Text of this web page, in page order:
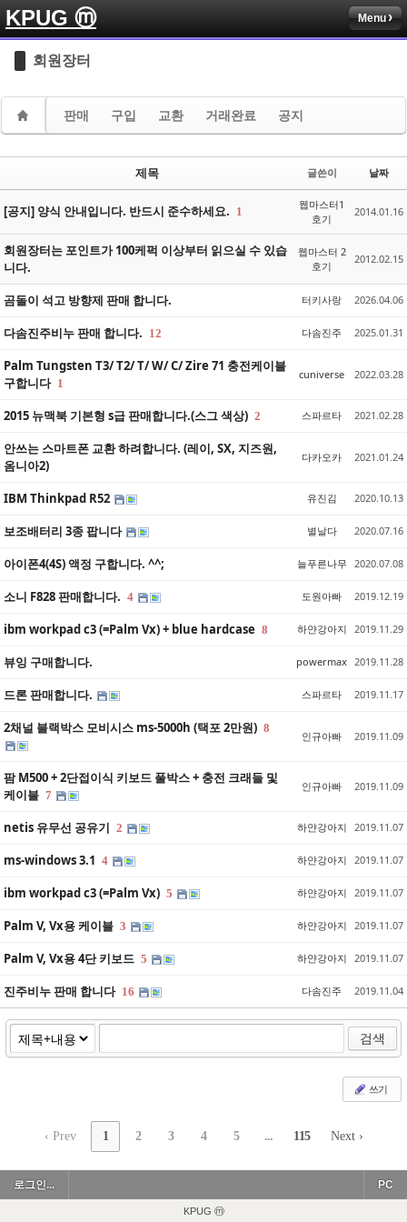
KPUG ⓜ Menu
회원장터
판매 구입 교환 거래완료 공지
제목 글쓴이 날짜
[공지] 양식 안내입니다. 반드시 준수하세요. 1
웹마스터1
호기
2014.01.16
회원장터는 포인트가 100케퍽 이상부터 읽으실 수 있습
니다.
웹마스터 2
호기
2012.02.15
곰돌이 석고 방향제 판매 합니다. 터키사랑 2026.04.06
다솜진주비누 판매 합니다. 12 다솜진주 2025.01.31
Palm Tungsten T3/ T2/ T/ W/ C/ Zire 71 충전케이블
구합니다 1
cuniverse 2022.03.28
2015 뉴맥북 기본형 s급 판매합니다.(스그 색상) 2 스파르타 2021.02.28
안쓰는 스마트폰 교환 하려합니다. (레이, SX, 지즈원,
옴니아2)
다카오카 2021.01.24
IBM Thinkpad R52 유진김 2020.10.13
보조배터리 3종 팝니다 별날다 2020.07.16
아이폰4(4S) 액정 구합니다. ^^; 늘푸른나무 2020.07.08
소니 F828 판매합니다. 4 도원아빠 2019.12.19
ibm workpad c3 (=Palm Vx) + blue hardcase 8 하얀강아지 2019.11.29
뷰잉 구매합니다. powermax 2019.11.28
드론 판매합니다. 스파르타 2019.11.17
2채널 블랙박스 모비시스 ms-5000h (택포 2만원) 8
인규아빠 2019.11.09
팜 M500 + 2단접이식 키보드 풀박스 + 충전 크래들 및
케이블 7
인규아빠 2019.11.09
netis 유무선 공유기 2 하얀강아지 2019.11.07
ms-windows 3.1 4 하얀강아지 2019.11.07
ibm workpad c3 (=Palm Vx) 5 하얀강아지 2019.11.07
Palm V, Vx용 케이블 3 하얀강아지 2019.11.07
Palm V, Vx용 4단 키보드 5 하얀강아지 2019.11.07
진주비누 판매 합니다 16 다솜진주 2019.11.04
검색
쓰기
‹ Prev 1 2 3 4 5 ... 115 Next ›
Sketchbook5, 스케치북5
Sketchbook5, 스케치북5
Sketchbook5, 스케치북5
Sketchbook5, 스케치북5
로그인... PC
KPUG ⓜ